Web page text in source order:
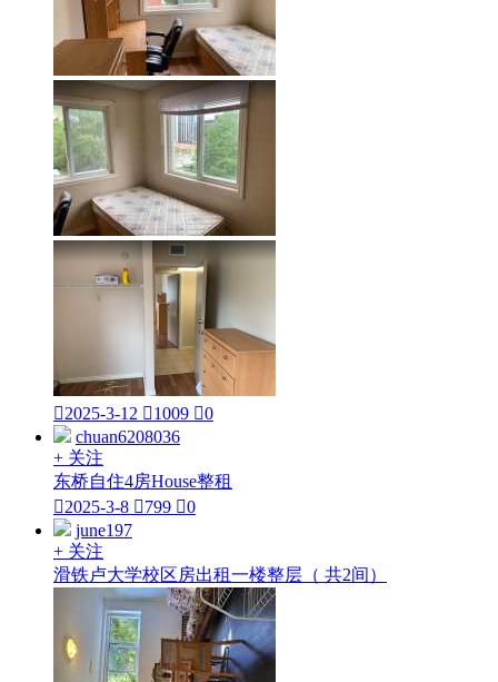
2025-3-12 1009 0
chuan6208036
+ 关注
东桥自住4房House整租
2025-3-8 799 0
june197
+ 关注
滑铁卢大学校区房出租一楼整层（ 共2间）